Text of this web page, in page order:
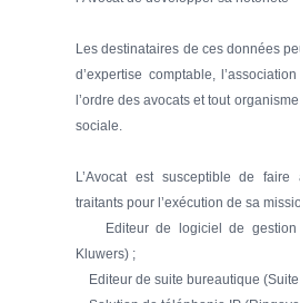
Les destinataires de ces données
d’expertise comptable,
l’ordre des avocats et tout
sociale.
L’Avocat est susceptible de
traitants pour l’exécution de sa
Editeur de logiciel de gestion
Kluwers) ;
Editeur de suite bureautique